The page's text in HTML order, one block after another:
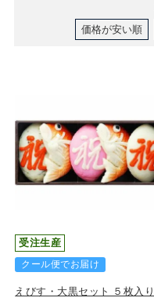
価格が安い順
受注生産
クール便でお届け
えびす・大黒セット ５枚入り